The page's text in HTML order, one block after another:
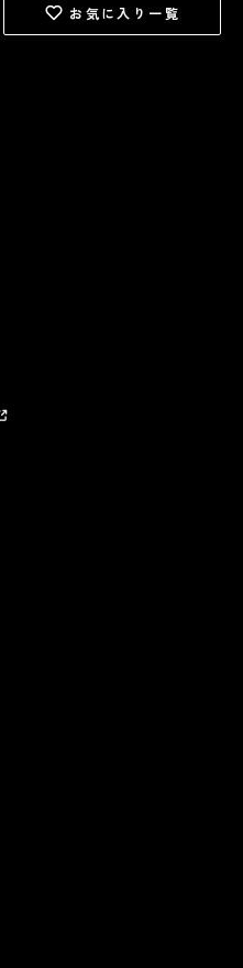
お気に入り一覧